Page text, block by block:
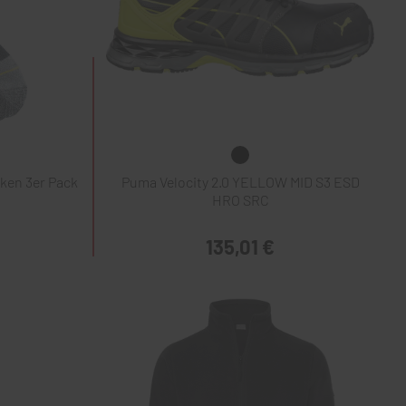
3er Pack
Puma Velocity 2.0 YELLOW MID S3 ESD
135,01 €